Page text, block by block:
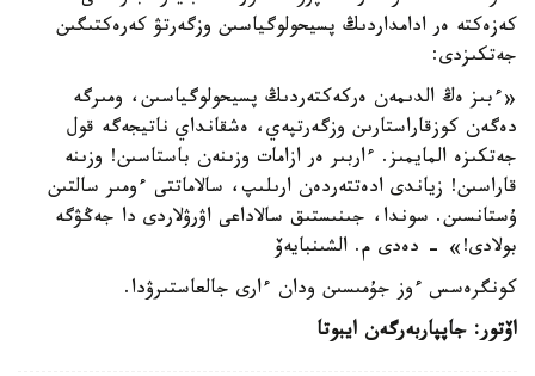
كەزەكتە ەر ادامداردىڭ پسيحولوگياسىن وزگەرتۋ كەرەكتىگىن
جەتكىزدى:
«ءبىز ەڭ الدىمەن ەركەكتەردىڭ پسيحولوگياسىن، ومىرگە
دەگەن كوزقاراستارىن وزگەرتپەي، ەشقانداي ناتيجەگە قول
جەتكىزە المايمىز. ءاربىر ەر ازامات وزىنەن باستاسىن! وزىنە
قاراسىن! زياندى ادەتتەردەن ارىلىپ، سالاماتتى ءومىر سالتىن
ۇستانسىن. سوندا، جىنىستىق سالاداعى اۋرۋلاردى دا جەڭۋگە
بولادى!» - دەدى م. الشىنبايەۆ
كونگرەسس ءوز جۇمىسىن ودان ءارى جالعاستىرۋدا.
اۆتور: جاپپاربەرگەن ايبوتا